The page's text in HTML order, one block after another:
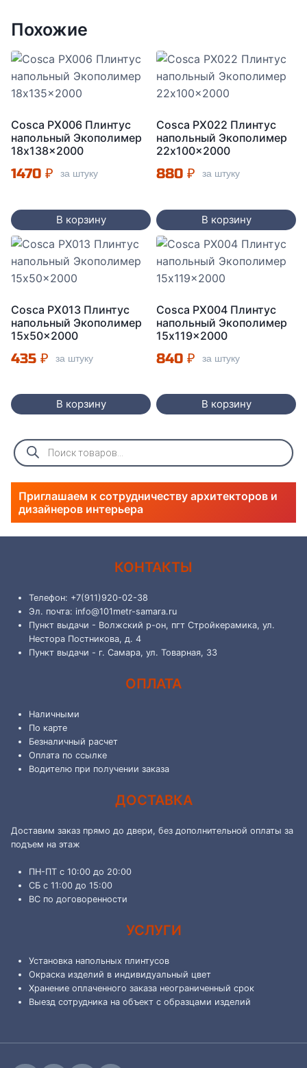
Похожие
Cosca PX006 Плинтус
напольный Экополимер
18x138x2000
1470 ₽ за штуку
В корзину
Cosca PX022 Плинтус
напольный Экополимер
22x100x2000
880 ₽ за штуку
В корзину
Cosca PX013 Плинтус
напольный Экополимер
15x50x2000
435 ₽ за штуку
В корзину
Cosca PX004 Плинтус
напольный Экополимер
15x119x2000
840 ₽ за штуку
В корзину
Поиск
товаров
Приглашаем к сотрудничеству архитекторов и
дизайнеров интерьера
КОНТАКТЫ
Телефон: +7(911)920-02-38
Эл. почта: info@101metr-samara.ru
Пункт выдачи - Волжский р-он, пгт Стройкерамика, ул.
Нестора Постникова, д. 4
Пункт выдачи - г. Самара, ул. Товарная, 33
ОПЛАТА
Наличными
По карте
Безналичный расчет
Оплата по ссылке
Водителю при получении заказа
ДОСТАВКА
Доставим заказ прямо до двери, без дополнительной оплаты за
подъем на этаж
ПН-ПТ с 10:00 до 20:00
СБ с 11:00 до 15:00
ВС по договоренности
УСЛУГИ
Установка напольных плинтусов
Окраска изделий в индивидуальный цвет
Хранение оплаченного заказа неограниченный срок
Выезд сотрудника на объект с образцами изделий